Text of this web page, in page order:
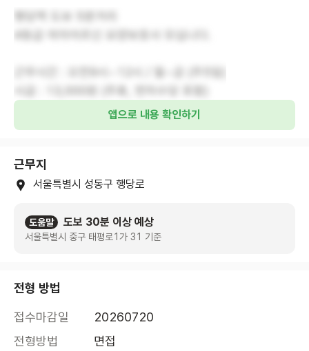
앱으로 내용 확인하기
근무지
서울특별시 성동구 행당로
도움말 도보 30분 이상 예상
서울특별시 중구 태평로1가 31 기준
전형 방법
접수마감일
20260720
전형방법
면접